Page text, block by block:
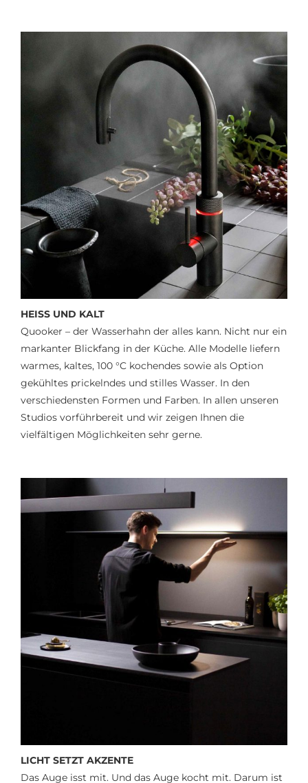
HEISS UND KALT
Quooker – der Wasserhahn der alles kann. Nicht nur ein
markanter Blickfang in der Küche. Alle Modelle liefern
warmes, kaltes, 100 °C kochendes sowie als Option
gekühltes prickelndes und stilles Wasser. In den
verschiedensten Formen und Farben. In allen unseren
Studios vorführbereit und wir zeigen Ihnen die
vielfältigen Möglichkeiten sehr gerne.
LICHT SETZT AKZENTE
Das Auge isst mit. Und das Auge kocht mit. Darum ist